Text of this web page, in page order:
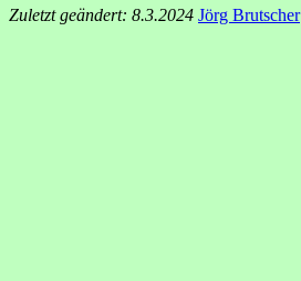
Zuletzt geändert: 8.3.2024 Jörg Brutscher